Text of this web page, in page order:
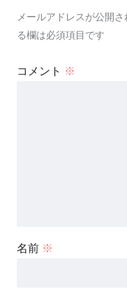
メールアドレスが公開さ
る欄は必須項目です
コメント ※
名前 ※